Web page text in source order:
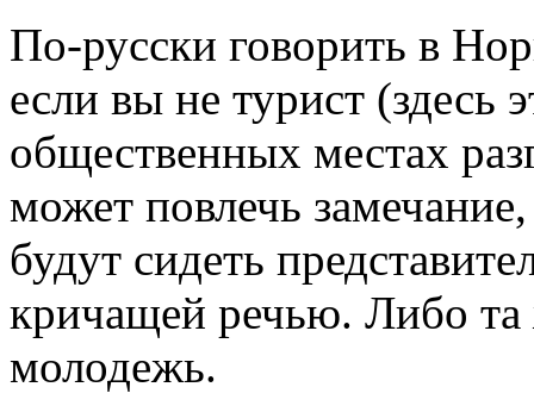
По-русски говорить в
если вы не турист (здесь
общественных местах
может повлечь
будут сидеть
кричащей речью. Либо та
молодежь.